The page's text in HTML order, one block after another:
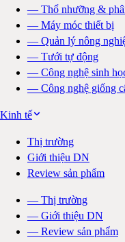
— Thổ nhưỡng &
— Máy móc thiết bị
— Quản lý nông
— Tưới tự động
— Công nghệ sinh
— Công nghệ giống
Kinh tế
Thị trường
Giới thiệu DN
Review sản phẩm
— Thị trường
— Giới thiệu DN
— Review sản phẩm